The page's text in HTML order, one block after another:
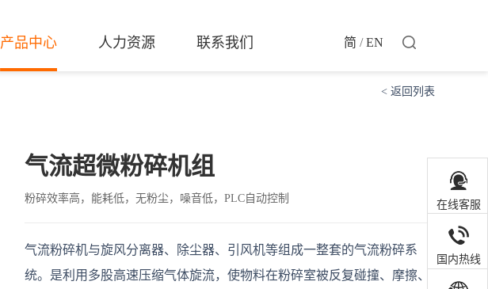
简 /EN
产品中心 人力资源 联系我们
< 返回列表
气流超微粉碎机组
粉碎效率高，能耗低，无粉尘，噪音低，PLC自动控制
气流粉碎机与旋风分离器、除尘器、引风机等组成一整套的气流粉碎系
统。是利用多股高速压缩气体旋流，使物料在粉碎室被反复碰撞、摩擦、
在线客服
国内热线